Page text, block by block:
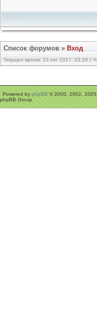
Список форумов » Вход
Текущее время: 23 окт 2017, 03:29 |
Powered by phpBB © 2000, 2002,
phpBB Group